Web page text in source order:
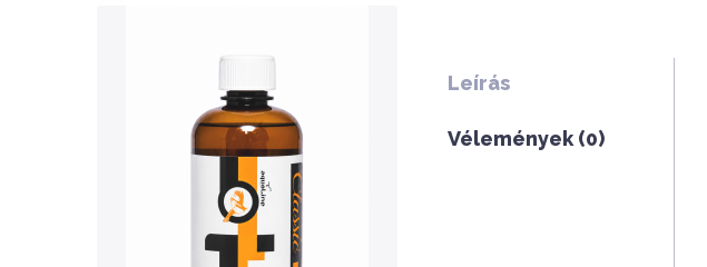
Nettó ár: 3,134 Ft
AquaLine TF Macro 500ml
Leírás
Vélemények (0)